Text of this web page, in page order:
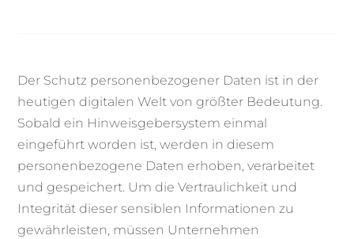
Der Schutz personenbezogener Daten ist in der
heutigen digitalen Welt von größter Bedeutung.
Sobald ein Hinweisgebersystem einmal
eingeführt worden ist, werden in diesem
personenbezogene Daten erhoben, verarbeitet
und gespeichert. Um die Vertraulichkeit und
Integrität dieser sensiblen Informationen zu
gewährleisten, müssen Unternehmen